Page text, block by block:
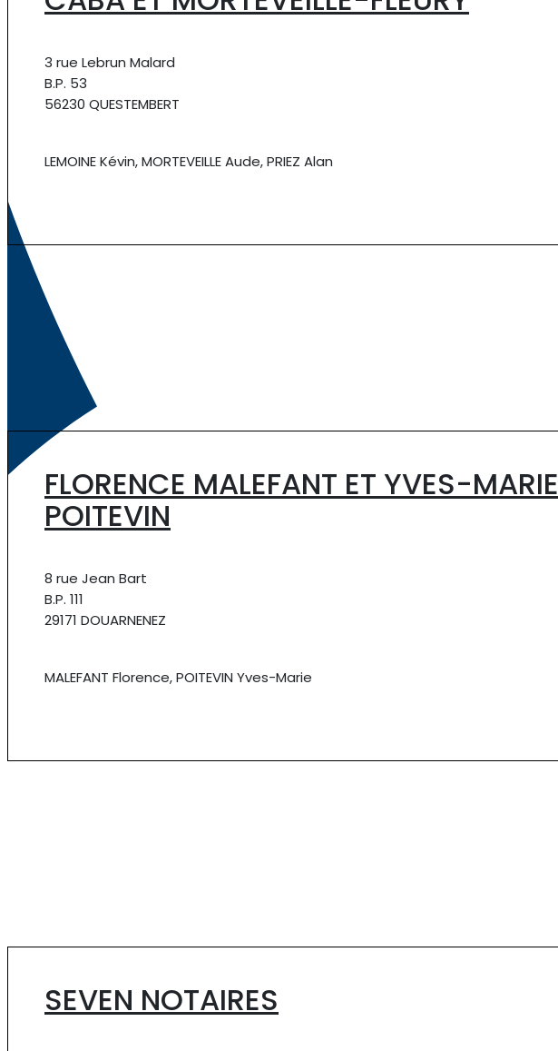
3 rue Lebrun Malard
B.P. 53
56230 QUESTEMBERT
LEMOINE Kévin, MORTEVEILLE Aude, PRIEZ Alan
FLORENCE MALEFANT ET YVES-MARIE
POITEVIN
8 rue Jean Bart
B.P. 111
29171 DOUARNENEZ
MALEFANT Florence, POITEVIN Yves-Marie
SEVEN NOTAIRES